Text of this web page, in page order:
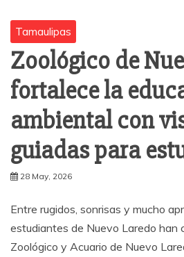
Tamaulipas
Zoológico de
fortalece la
ambiental con
guiadas para
28 May, 2026
Entre rugidos, sonrisas y mucho
estudiantes de Nuevo Laredo han
Zoológico y Acuario de Nuevo